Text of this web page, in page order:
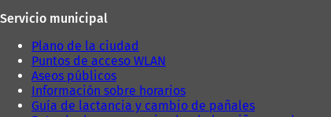
Servicio municipal
Plano de la ciudad
Puntos de acceso WLAN
Aseos públicos
Información sobre horarios
Guía de lactancia y cambio de pañales